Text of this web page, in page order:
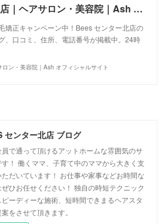
Bees センター北店｜ヘアサロン・美容院｜Ash オフィシャルサイト
矯正キャンペーン中！Bees センター北店の
、口コミ、住所、電話番号が掲載中。24時
ン・美容院｜Ash オフィシャルサイト
センター北店 ブログ
員で通って頂けるアットホームな雰囲気のサ
す！ 働くママ、子育て中のママから大きく支
だいています！ お仕事や家事などお時間な
ぜひお任せください！ 独自の時短テクニック
ーディーな施術、短時間できまるヘアスタ
をさせて頂きます。